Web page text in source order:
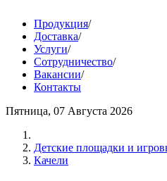
Продукция/
Доставка/
Услуги/
Сотрудничество/
Вакансии/
Контакты
Пятница, 07 Августа 2026
Детские площадки и
Качели